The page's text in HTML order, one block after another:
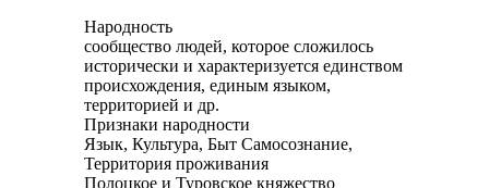
Народность
сообщество людей, которое сложилось
исторически и характеризуется единством
происхождения, единым языком,
территорией и др.
Признаки народности
Язык, Культура, Быт Самосознание,
Территория проживания
Полоцкое и Туровское княжество